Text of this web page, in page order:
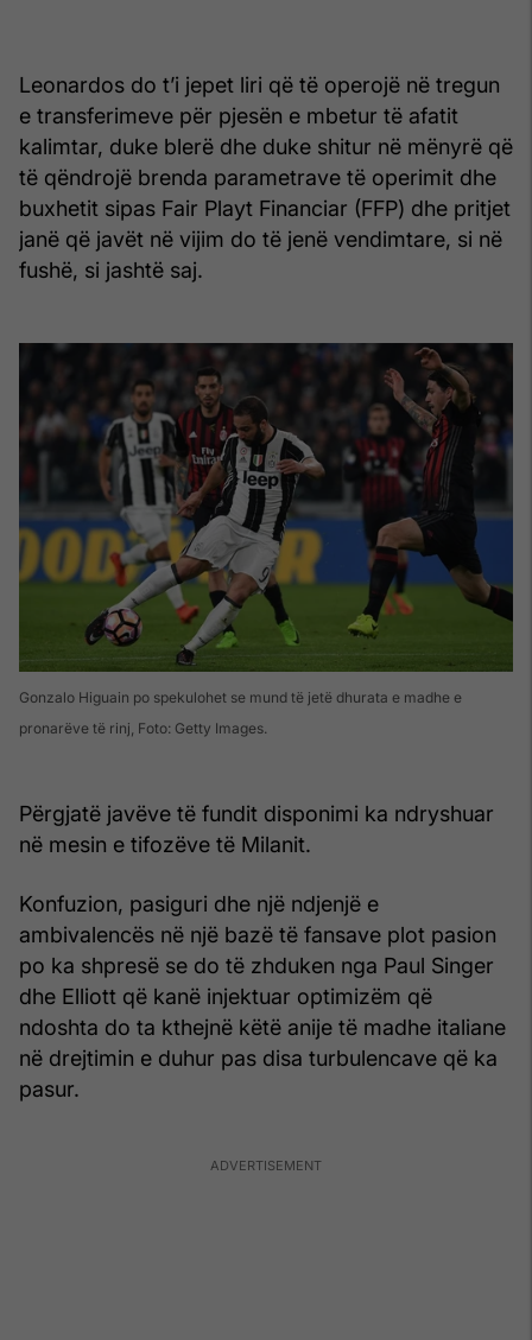
Leonardos do t’i jepet liri që të operojë në tregun
e transferimeve për pjesën e mbetur të afatit
kalimtar, duke blerë dhe duke shitur në mënyrë që
të qëndrojë brenda parametrave të operimit dhe
buxhetit sipas Fair Playt Financiar (FFP) dhe pritjet
janë që javët në vijim do të jenë vendimtare, si në
fushë, si jashtë saj.
Gonzalo Higuain po spekulohet se mund të jetë dhurata e madhe e
pronarëve të rinj, Foto: Getty Images.
Përgjatë javëve të fundit disponimi ka ndryshuar
në mesin e tifozëve të Milanit.
Konfuzion, pasiguri dhe një ndjenjë e
ambivalencës në një bazë të fansave plot pasion
po ka shpresë se do të zhduken nga Paul Singer
dhe Elliott që kanë injektuar optimizëm që
ndoshta do ta kthejnë këtë anije të madhe italiane
në drejtimin e duhur pas disa turbulencave që ka
pasur.